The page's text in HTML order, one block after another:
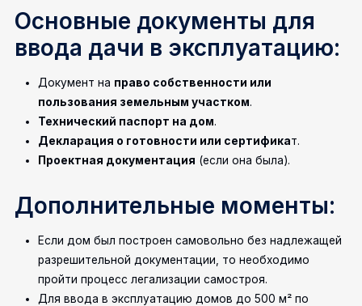
Основные документы для
ввода дачи в эксплуатацию:
Документ на право собственности или
пользования земельным участком.
Технический паспорт на дом.
Декларация о готовности или сертификат.
Проектная документация (если она была).
Дополнительные моменты:
Если дом был построен самовольно без надлежащей
разрешительной документации, то необходимо
пройти процесс легализации самостроя.
Для ввода в эксплуатацию домов до 500 м² по